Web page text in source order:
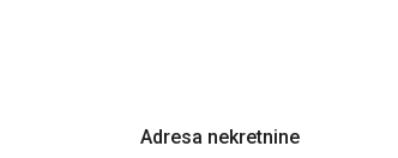
Adresa nekretnine